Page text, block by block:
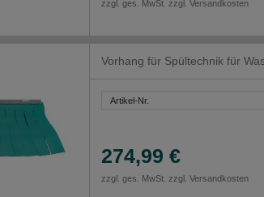
zzgl. ges. MwSt. zzgl. Versandkosten
Vorhang für Spültechnik für
Artikel-Nr.
274,99 €
zzgl. ges. MwSt. zzgl. Versandkosten